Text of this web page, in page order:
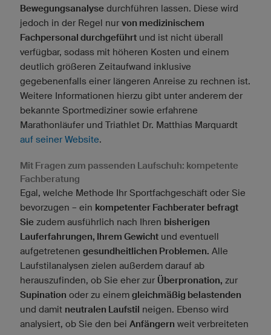
Bewegungsanalyse durchführen lassen. Diese wird
jedoch in der Regel nur von medizinischem
Fachpersonal durchgeführt und ist nicht überall
verfügbar, sodass mit höheren Kosten und einem
deutlich größeren Zeitaufwand inklusive
gegebenenfalls einer längeren Anreise zu rechnen ist.
Weitere Informationen hierzu gibt unter anderem der
bekannte Sportmediziner sowie erfahrene
Marathonläufer und Triathlet Dr. Matthias Marquardt
auf seiner Website.
Mit Fragen zum passenden Laufschuh: kompetente
Fachberatung
Egal, welche Methode Ihr Sportfachgeschäft oder Sie
bevorzugen – ein kompetenter Fachberater befragt
Sie zudem ausführlich nach Ihren bisherigen
Lauferfahrungen, Ihrem Gewicht und eventuell
aufgetretenen gesundheitlichen Problemen. Alle
Laufstilanalysen zielen außerdem darauf ab
herauszufinden, ob Sie eher zur Überpronation, zur
Supination oder zu einem gleichmäßig belastenden
und damit neutralen Laufstil neigen. Ebenso wird
analysiert, ob Sie den bei Anfängern weit verbreiteten